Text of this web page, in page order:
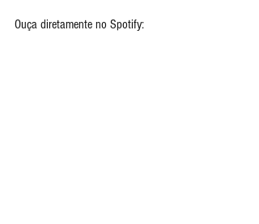
Ouça diretamente no Spotify: